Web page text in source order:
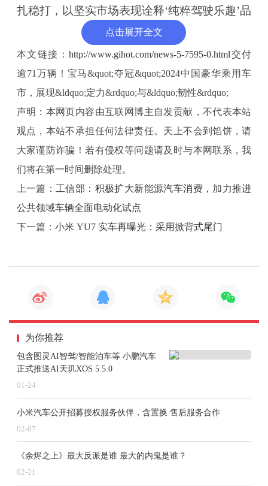
扎稳打，以坚实市场表现诠释‘纯粹驾驶乐趣’品
牌魅力。2025年，我们将聚焦核心价值，推出
更具竞争力的多款新产品，并带来令人心动、
头部科技伙伴的开放合作，为即将到来的宝
马‘新世代’注入更多中国智慧。”
忠于驾驶乐趣，持续领跑细分市场
BMW M家族2024年在中国的市场份额持续攀
升，其中以M2、M3和M4为代表的BMW M高
牌支柱——X家族延续坚实的市场表现，过半
列第一，其中国产BMW X5全年交付近9万辆。
全新BMW 5系在2024年第四季度持续月销过
万，赢得越来越多中国客户的喜爱。
BMW和MINI品牌纯电车型2024年在中国销量
同比增长7.7%。三季度上市的全新电动MINI C
OOPER和MINI ACEMAN在MINI品牌销量中的
占比持续增加。目前，宝马集团在中国市场累
点击展开全文
本文链接：http://www.gihot.com/news-5-7595-0.html交付
逾71万辆！宝马&quot;夺冠&quot;2024中国豪华乘用车
市，展现&ldquo;定力&rdquo;与&ldquo;韧性&rdquo;
声明：本网页内容由互联网博主自发贡献，不代表本站
观点，本站不承担任何法律责任。天上不会到馅饼，请
大家谨防诈骗！若有侵权等问题请及时与本网联系，我
们将在第一时间删除处理。
上一篇： 工信部：积极扩大新能源汽车消费，加力推进
公共领域车辆全面电动化试点
下一篇： 小米 YU7 实车再曝光：采用掀背式尾门
为你推荐
包含图灵AI智驾/智能泊车等 小鹏汽车
正式推送AI天玑XOS 5.5.0
01-24
小米汽车公开招募授权服务伙伴，含置换 售后服务合作
02-07
《余烬之上》最大反派是谁 最大的内鬼是谁？
02-21